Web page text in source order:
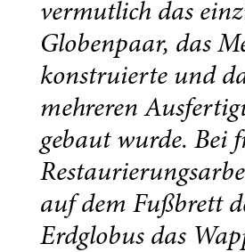
vermutlich das
Globenpaar, das
konstruierte und
mehreren
gebaut wurde. Bei
auf dem Fußbrett
Erdglobus das